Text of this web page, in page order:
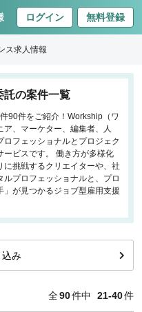
ログイン 無料登録
ス求人情報
託の案件一覧
90件をご紹介！Workship（ワ
、マーケター、編集者、人
フェッショナルとプロジェク
ービスです。 働き方が多様化
挑戦するクリエイターや、社
プロフェッショナルと、プロ
が見つかるジョブ型雇用支援
込み
全90件中 21-40件